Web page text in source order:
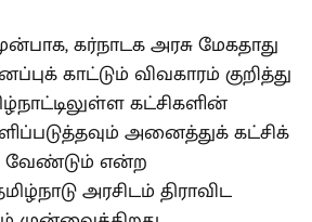
கர்நாடக அரசு மேகதாது
காட்டும் விவகாரம் குறித்து
கட்சிகளின்
அனைத்துக் கட்சிக்
வேண்டும் என்ற
அரசிடம் திராவிட